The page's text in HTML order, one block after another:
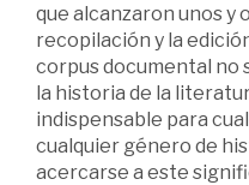
que alcanzaron unos y
recopilación y la
corpus documental no
la historia de la
indispensable para
cualquier género de
acercarse a este